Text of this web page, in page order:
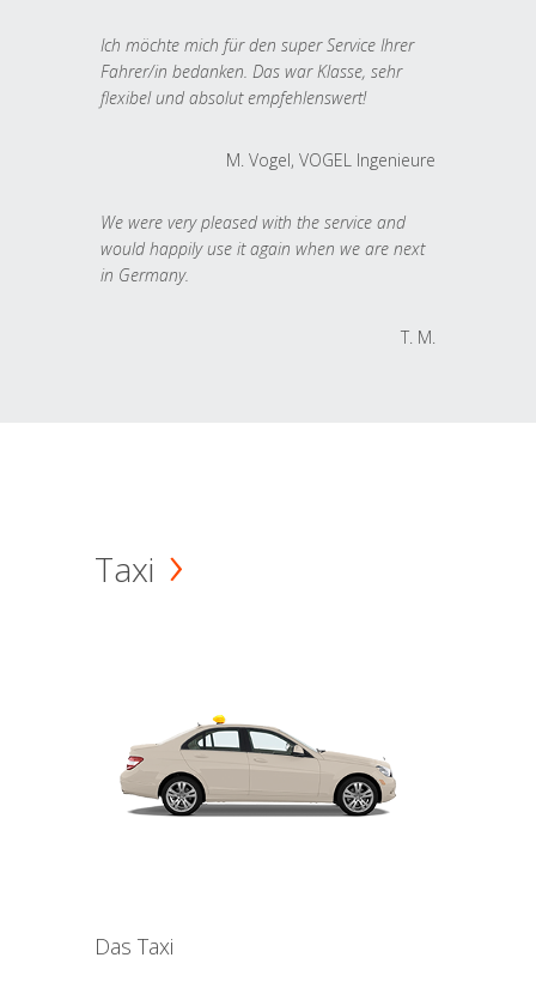
Ich möchte mich für den super Service Ihrer
Fahrer/in bedanken. Das war Klasse, sehr
flexibel und absolut empfehlenswert!
M. Vogel, VOGEL Ingenieure
We were very pleased with the service and
would happily use it again when we are next
in Germany.
T. M.
Taxi
Das Taxi